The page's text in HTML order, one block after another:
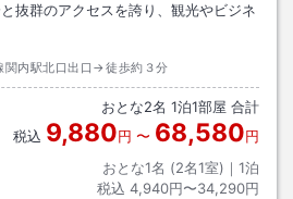
抜群のアクセスを誇り、観光やビジネ
関内駅北口出口→徒歩約３分
おとな2名 1泊1部屋 合計
税込 9,880円 〜 68,580円
おとな1名 (2名1室)｜ 1泊
税込 4,940円〜34,290円